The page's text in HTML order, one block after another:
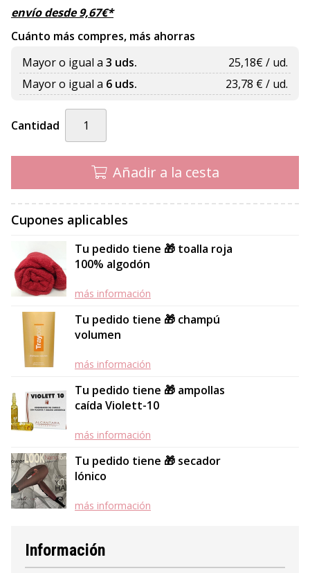
envío desde9,67€*
Cuánto más compres, más ahorras
Mayor o igual a 3 uds. 25,18€ / ud.
Mayor o igual a 6 uds. 23,78 € / ud.
Cantidad
Añadir a la cesta
Cupones aplicables
Tu pedido tiene 🎁 toalla roja
100% algodón
más información
Tu pedido tiene 🎁 champú
volumen
más información
Tu pedido tiene 🎁 ampollas
caída Violett-10
más información
Tu pedido tiene 🎁 secador
Iónico
más información
Información